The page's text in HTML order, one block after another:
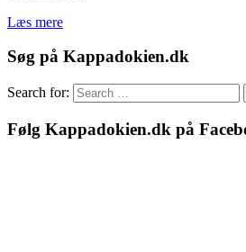
Læs mere
Søg på Kappadokien.dk
Search for:
Følg Kappadokien.dk på